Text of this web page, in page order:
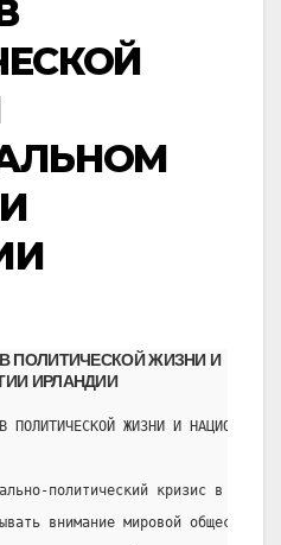
ПОЛИТИЧЕСКОЙ ЖИЗНИ И
ИРЛАНДИИ
ПОЛИТИЧЕСКОЙ ЖИЗНИ И
политический кризис в
внимание мировой